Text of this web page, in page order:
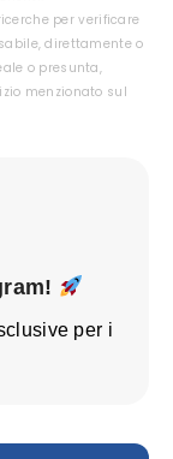
per verificare
direttamente o
o presunta,
menzionato sul
per i